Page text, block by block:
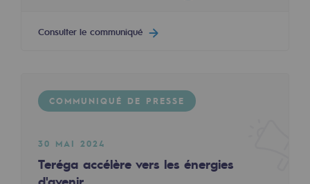
Engagements auprès des territoires
Social
Inclusion
Consulter le communiqué
COMMUNIQUÉ DE PRESSE
30 MAI 2024
Teréga accélère vers les énergies